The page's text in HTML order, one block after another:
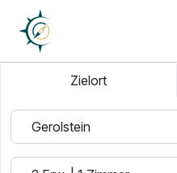
Zielort